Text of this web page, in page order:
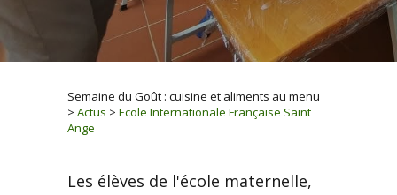
Semaine du Goût : cuisine et aliments au menu
>Actus >Ecole Internationale Française Saint
Ange
Les élèves de l'école maternelle,